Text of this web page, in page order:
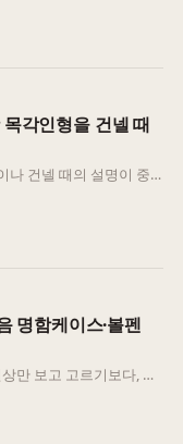
반에 두는 유형은 배치
이 자연스러운지도 중요
선택의 출발점입니다.
각인형을 건넬 때
나 건넬 때의 설명이 중
드리는 선물이라면, 문
지낸 시간과 감사의 뜻
게 전하고 싶은지를 살
.명함케이스·볼펜
만 보고 고르기보다, 받
구분해야 합니다. 공공
는 선물과 해외 거래처